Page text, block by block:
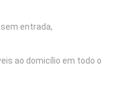
entrada,
ao domicílio em todo o